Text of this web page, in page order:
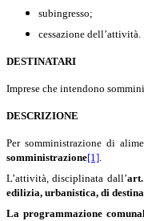
subingresso;
cessazione dell’attività.
DESTINATARI
Imprese che intendono
DESCRIZIONE
Per somministrazione di
somministrazione[1].
L’attività, disciplinata dall’
edilizia, urbanistica, di
La programmazione